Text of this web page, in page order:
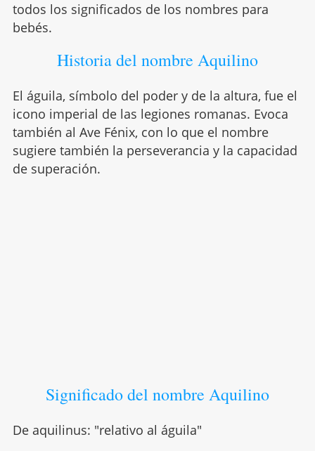
todos los significados de los nombres para
bebés.
Historia del nombre Aquilino
El águila, símbolo del poder y de la altura, fue el
icono imperial de las legiones romanas. Evoca
también al Ave Fénix, con lo que el nombre
sugiere también la perseverancia y la capacidad
de superación.
Significado del nombre Aquilino
De aquilinus: "relativo al águila"